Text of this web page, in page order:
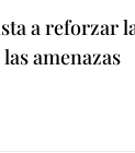
a reforzar
amenazas